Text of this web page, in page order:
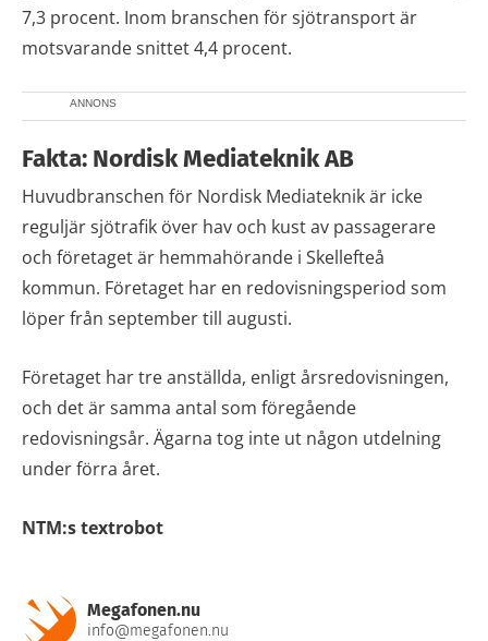
7,3 procent. Inom branschen för sjötransport är
motsvarande snittet 4,4 procent.
ANNONS
Fakta: Nordisk Mediateknik AB
Huvudbranschen för Nordisk Mediateknik är icke
reguljär sjötrafik över hav och kust av passagerare
och företaget är hemmahörande i Skellefteå
kommun. Företaget har en redovisningsperiod som
löper från september till augusti.
Företaget har tre anställda, enligt årsredovisningen,
och det är samma antal som föregående
redovisningsår. Ägarna tog inte ut någon utdelning
under förra året.
NTM:s textrobot
Megafonen.nu
info@megafonen.nu